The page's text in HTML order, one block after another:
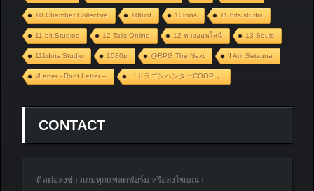
10 Chamber Collective 10bird 10tons 11 bits studio
11 bit Studios 12 Tails Online 12 หางออนไลน์ 13 Souls
111dots Studio 1080p @RPG The Next ‘I Am Setsuna
√Letter - Root Letter – 「ドラゴンハンターCOOP 」
CONTACT
ติดต่อลงข่าวเกมทุกแพลตฟอร์ม หรือลงโฆษณา